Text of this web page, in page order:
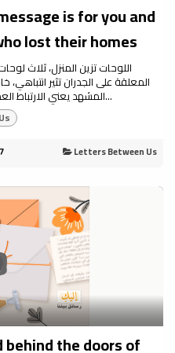
is for you and
lost their homes
اللوحات تزين المنزل، ثلاث
المعلقة على الجدران تثير انتباهي،
المشهد يعني الارتباط العميق بالمكان، العلاقة الحميمة التي ي...
Letters Between Us
the doors of